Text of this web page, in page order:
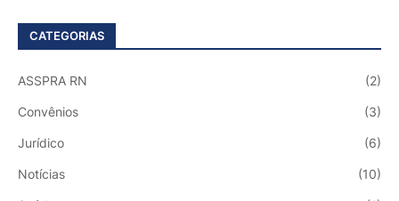
CATEGORIAS
ASSPRA RN (2)
Convênios (3)
Jurídico (6)
Notícias (10)